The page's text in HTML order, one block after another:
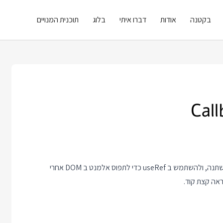
בקטנה אודות דברו איתי בלוג תוכנית המנויים
אתם כבר יודעים להשתמש ב useEffect כדי להריץ קוד כשמשהו משתנה, ולהשתמש ב useRef כדי לתפוס אלמנט ב DOM אחרי